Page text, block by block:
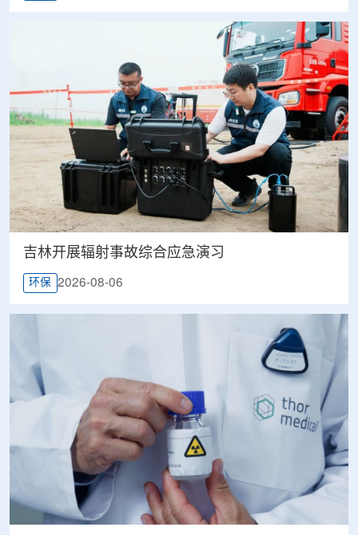
吉林开展辐射事故综合应急演习
环保 2026-08-06